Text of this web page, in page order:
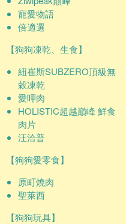
寵愛物語
倍適選
【狗狗凍乾、生食】
紐崔斯SUBZERO頂級無
穀凍乾
愛呷肉
HOLISTIC超越巔峰 鮮食
肉片
汪洽普
【狗狗愛零食】
原町燒肉
聖萊西
【狗狗玩具】